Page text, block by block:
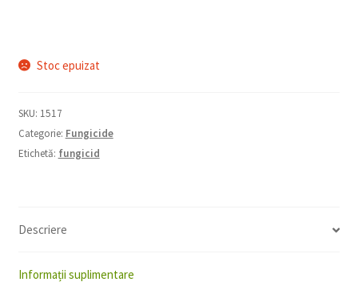
Stoc epuizat
SKU: 1517
Categorie: Fungicide
Etichetă: fungicid
Descriere
Informații suplimentare